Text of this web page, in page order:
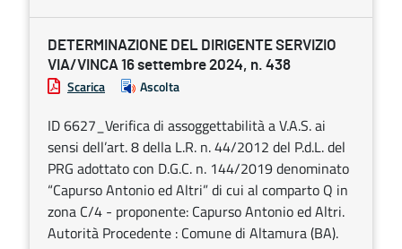
DETERMINAZIONE DEL DIRIGENTE SERVIZIO
VIA/VINCA 16 settembre 2024, n. 438
Scarica Ascolta
ID 6627_Verifica di assoggettabilità a V.A.S. ai
sensi dell’art. 8 della L.R. n. 44/2012 del P.d.L. del
PRG adottato con D.G.C. n. 144/2019 denominato
“Capurso Antonio ed Altri” di cui al comparto Q in
zona C/4 - proponente: Capurso Antonio ed Altri.
Autorità Procedente : Comune di Altamura (BA).